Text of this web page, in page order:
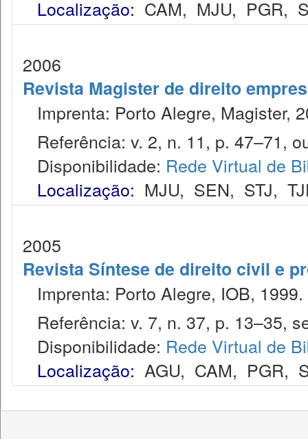
Localização: CAM, MJU, PGR,
2006
Revista Magister de direito
Imprenta: Porto Alegre, Magister,
Referência: v. 2, n. 11, p. 47–71,
Disponibilidade: Rede Virtual de
Localização: MJU, SEN, STJ,
2005
Revista Síntese de direito civil e
Imprenta: Porto Alegre, IOB, 1999.
Referência: v. 7, n. 37, p. 13–35,
Disponibilidade: Rede Virtual de
Localização: AGU, CAM, PGR,